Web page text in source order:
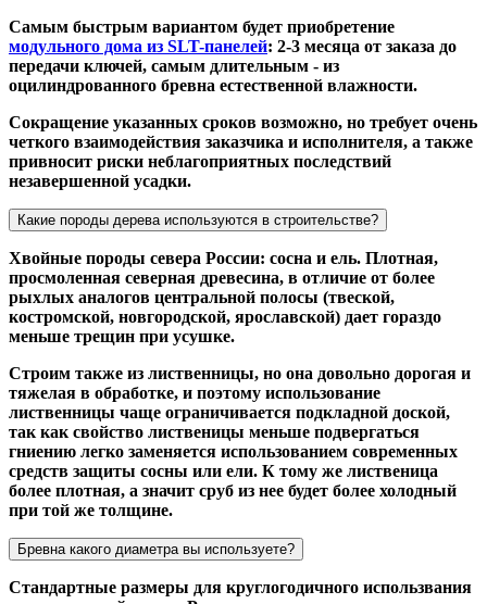
Самым быстрым вариантом будет приобретение
модульного дома из SLT-панелей: 2-3 месяца от заказа до
передачи ключей, самым длительным - из
оцилиндрованного бревна естественной влажности.
Сокращение указанных сроков возможно, но требует очень
четкого взаимодействия заказчика и исполнителя, а также
привносит риски неблагоприятных последствий
незавершенной усадки.
Какие породы дерева используются в строительстве?
Хвойные породы севера России: сосна и ель. Плотная,
просмоленная северная древесина, в отличие от более
рыхлых аналогов центральной полосы (твеской,
костромской, новгородской, ярославской) дает гораздо
меньше трещин при усушке.
Строим также из лиственницы, но она довольно дорогая и
тяжелая в обработке, и поэтому использование
лиственницы чаще ограничивается подкладной доской,
так как свойство лиственицы меньше подвергаться
гниению легко заменяется использованием современных
средств защиты сосны или ели. К тому же лиственица
более плотная, а значит сруб из нее будет более холодный
при той же толщине.
Бревна какого диаметра вы используете?
Стандартные размеры для круглогодичного использвания